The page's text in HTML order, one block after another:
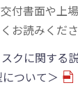
付書面や上
お読みくださ
クに関する
ついて＞